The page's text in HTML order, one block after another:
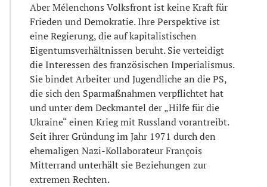
Aber Mélenchons Volksfront ist keine Kraft für
Frieden und Demokratie. Ihre Perspektive ist
eine Regierung, die auf kapitalistischen
Eigentumsverhältnissen beruht. Sie verteidigt
die Interessen des französischen Imperialismus.
Sie bindet Arbeiter und Jugendliche an die PS,
die sich den Sparmaßnahmen verpflichtet hat
und unter dem Deckmantel der „Hilfe für die
Ukraine“ einen Krieg mit Russland vorantreibt.
Seit ihrer Gründung im Jahr 1971 durch den
ehemaligen Nazi-Kollaborateur François
Mitterrand unterhält sie Beziehungen zur
extremen Rechten.